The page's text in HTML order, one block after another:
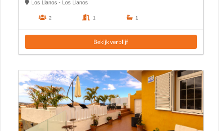
Los Llanos - Los Llanos
2 1 1
Bekijk verblijf